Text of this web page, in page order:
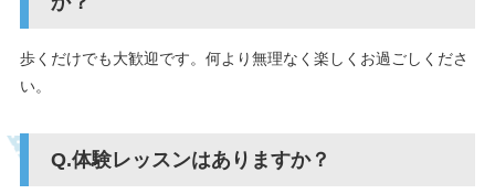
歩くだけでも大歓迎です。何より無理なく楽しくお過ごしくださ
い。
体験レッスンはありますか？